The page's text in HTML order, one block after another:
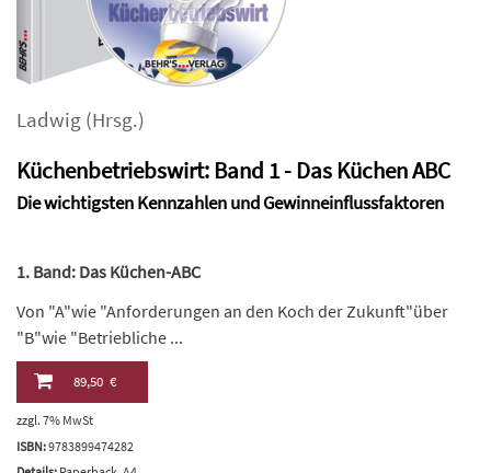
Ladwig (Hrsg.)
Küchenbetriebswirt: Band 1 - Das Küchen ABC
Die wichtigsten Kennzahlen und Gewinneinflussfaktoren
1. Band: Das Küchen-ABC
Von "A"wie "Anforderungen an den Koch der Zukunft"über
"B"wie "Betriebliche ...
89,50 €
zzgl. 7% MwSt
ISBN:9783899474282